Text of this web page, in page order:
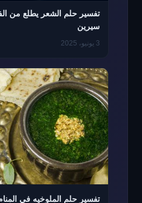
تفسير حلم الشعر يطلع من
سيرين
3 يونيو، 2025
تفسير حلم الملوخيه في